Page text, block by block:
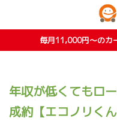
毎月11,000円〜のカ
年収が低くてもロ
成約【エコノリくん